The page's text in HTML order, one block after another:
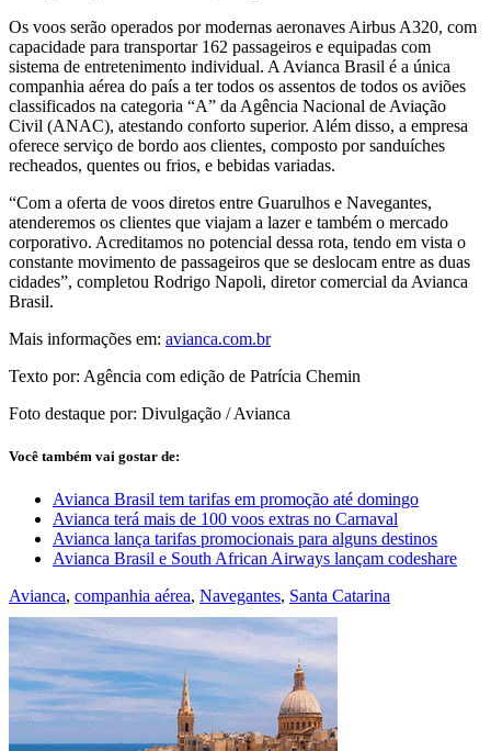
Os voos serão operados por modernas aeronaves Airbus A320, com
capacidade para transportar 162 passageiros e equipadas com
sistema de entretenimento individual. A Avianca Brasil é a única
companhia aérea do país a ter todos os assentos de todos os aviões
classificados na categoria “A” da Agência Nacional de Aviação
Civil (ANAC), atestando conforto superior. Além disso, a empresa
oferece serviço de bordo aos clientes, composto por sanduíches
recheados, quentes ou frios, e bebidas variadas.
“Com a oferta de voos diretos entre Guarulhos e Navegantes,
atenderemos os clientes que viajam a lazer e também o mercado
corporativo. Acreditamos no potencial dessa rota, tendo em vista o
constante movimento de passageiros que se deslocam entre as duas
cidades”, completou Rodrigo Napoli, diretor comercial da Avianca
Brasil.
Mais informações em: avianca.com.br
Texto por: Agência com edição de Patrícia Chemin
Foto destaque por: Divulgação / Avianca
Você também vai gostar de:
Avianca Brasil tem tarifas em promoção até domingo
Avianca terá mais de 100 voos extras no Carnaval
Avianca lança tarifas promocionais para alguns destinos
Avianca Brasil e South African Airways lançam codeshare
Avianca, companhia aérea, Navegantes, Santa Catarina